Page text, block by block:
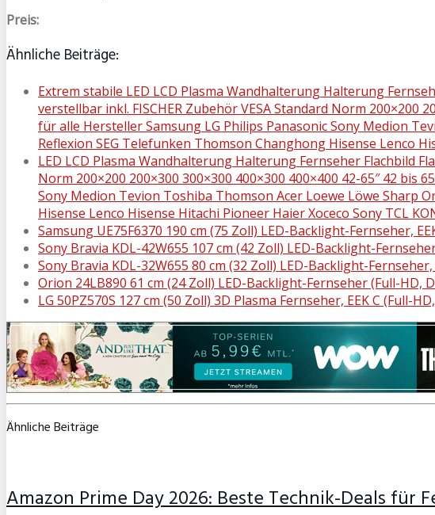
Preis:
Ähnliche Beiträge:
Extrem stabile LED LCD Plasma Wandhalterung Halterung
verstellbar inkl. FISCHER Zubehör VESA Standard Norm 200×200
für alle Hersteller Samsung LG Philips Panasonic Sony Medion
Reflexion SEG Telefunken Thomson Changhong Hisense Lenco
LED LCD Plasma Wandhalterung Halterung Fernseher Flachbild
Norm 200×200 200×300 300×300 400×300 400×400 42-65″ 42 bis
Sony Medion Tevion Toshiba Thomson Acer Loewe Löwe Sharp
Hisense Lenco Hisense Hitachi Pioneer Haier Xoceco Sony TCL
Samsung UE75F6370 190 cm (75 Zoll) LED-Backlight-Fernseher,
Sony Bravia KDL-42W655 107 cm (42 Zoll) LED-Backlight-
Sony Bravia KDL-32W655 80 cm (32 Zoll) LED-Backlight-
Orion 24LB890 61 cm (24 Zoll) LED-Backlight-Fernseher (Full-HD,
LG 50PZ570S 127 cm (50 Zoll) 3D Plasma Fernseher, EEK C (Full-
Ähnliche Beiträge
Amazon Prime Day 2026: Beste Technik-Deals für